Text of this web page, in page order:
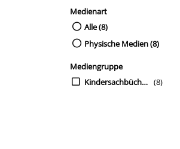
Medienart
Alle (8)
Physische Medien (8)
Mediengruppe
Kindersachbücher
(8)